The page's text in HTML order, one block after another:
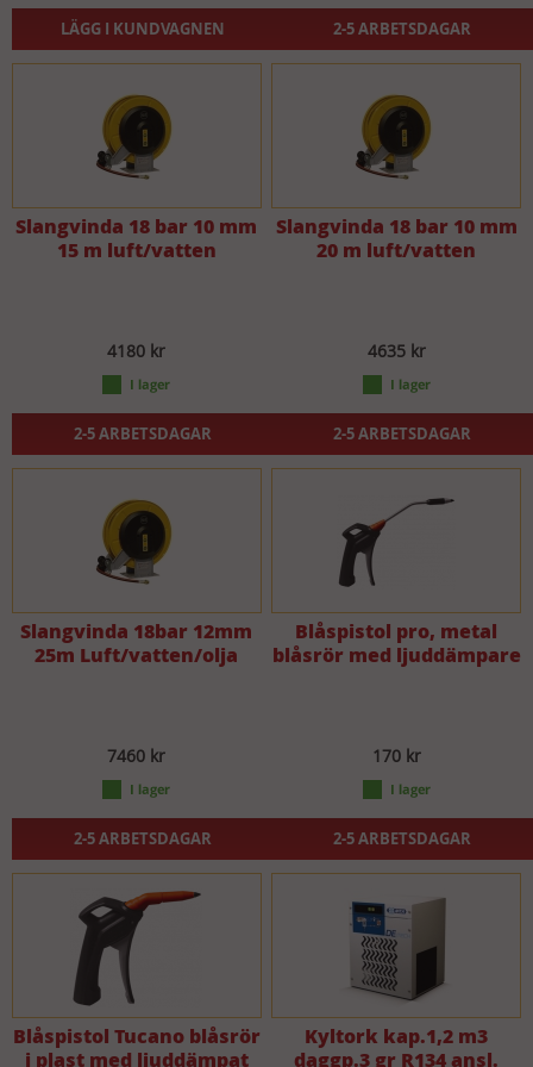
LÄGG I KUNDVAGNEN 2-5 ARBETSDAGAR
Slangvinda 18 bar 10 mm
15 m luft/vatten
4180 kr
2-5 ARBETSDAGAR
Slangvinda 18 bar 10 mm
20 m luft/vatten
4635 kr
2-5 ARBETSDAGAR
Slangvinda 18bar 12mm
25m Luft/vatten/olja
7460 kr
2-5 ARBETSDAGAR
Blåspistol pro, metal
blåsrör med ljuddämpare
170 kr
2-5 ARBETSDAGAR
Blåspistol Tucano blåsrör
i plast med ljuddämpat
Kyltork kap.1,2 m3
daggp.3 gr R134 ansl.